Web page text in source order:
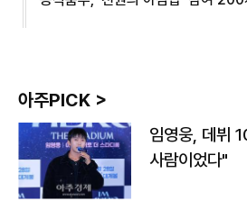
아주PICK >
임영웅, 데뷔
사람이었다"